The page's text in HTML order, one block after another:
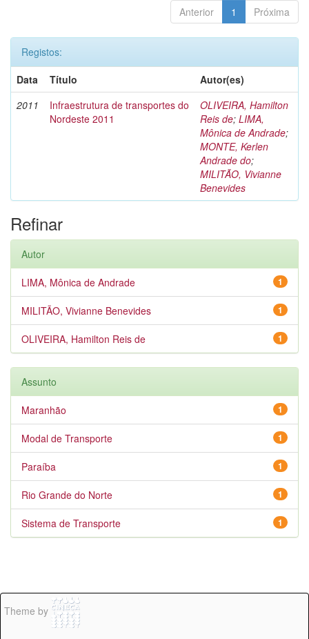
Anterior 1 Próxima
Registos:
Data
Título
Autor(es)
2011
Infraestrutura de transportes do
Nordeste 2011
OLIVEIRA, Hamilton
Reis de; LIMA,
Mônica de Andrade;
MONTE, Kerlen
Andrade do;
MILITÃO, Vivianne
Benevides
Refinar
Autor
1
LIMA, Mônica de Andrade
1
MILITÃO, Vivianne Benevides
1
OLIVEIRA, Hamilton Reis de
Assunto
1
Maranhão
1
Modal de Transporte
1
Paraíba
1
Rio Grande do Norte
1
Sistema de Transporte
Theme by